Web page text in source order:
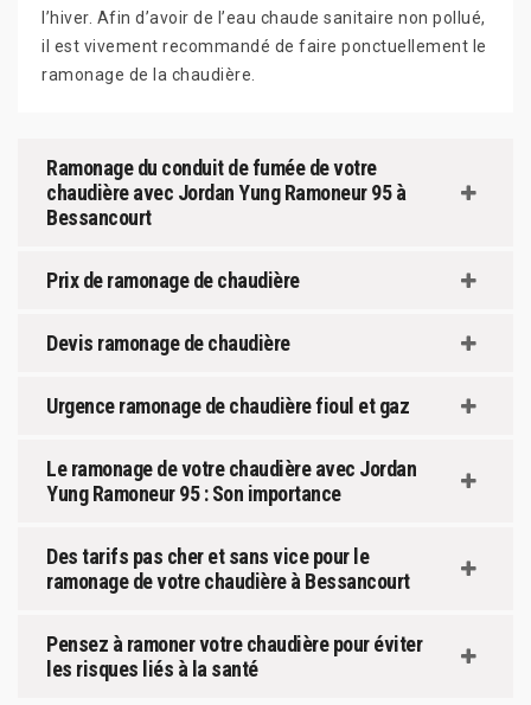
l’hiver. Afin d’avoir de l’eau chaude sanitaire non pollué,
il est vivement recommandé de faire ponctuellement le
ramonage de la chaudière.
Ramonage du conduit de fumée de votre
chaudière avec Jordan Yung Ramoneur 95 à
Bessancourt
Prix de ramonage de chaudière
Devis ramonage de chaudière
Urgence ramonage de chaudière fioul et gaz
Le ramonage de votre chaudière avec Jordan
Yung Ramoneur 95 : Son importance
Des tarifs pas cher et sans vice pour le
ramonage de votre chaudière à Bessancourt
Pensez à ramoner votre chaudière pour éviter
les risques liés à la santé